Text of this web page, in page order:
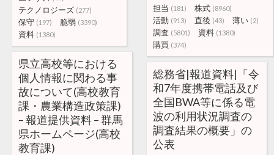
担当 (181) 株式 (8960)
活動 (913) 直後 (43) 薄い (2)
調査 (5801) 資料 (1380)
購買 (374)
テクノロジーズ (277)
保守 (197) 脆弱 (3390)
資料 (1380)
県立高校等における
個人情報に関わる事
故について(高校教育
課・農業構造政策課)
– 報道提供資料 – 群馬
県ホームページ(高校
教育課)
総務省|報道資料|「令
和7年度携帯電話及び
全国BWA等に係る電
波の利用状況調査の
調査結果の概要」の
公表